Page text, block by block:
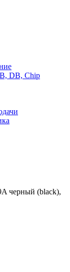
DB, Chip
черный (black),